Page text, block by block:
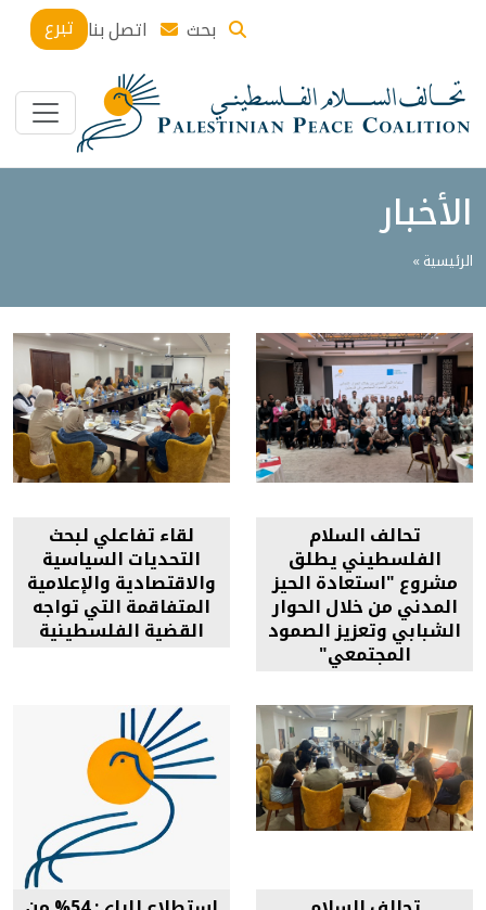
بحث اتصل بنا تبرع
الأخبار
الرئيسية »
تحالف السلام
الفلسطيني يطلق
مشروع "استعادة الحيز
المدني من خلال الحوار
الشبابي وتعزيز الصمود
المجتمعي"
لقاء تفاعلي لبحث
التحديات السياسية
والاقتصادية والإعلامية
المتفاقمة التي تواجه
القضية الفلسطينية